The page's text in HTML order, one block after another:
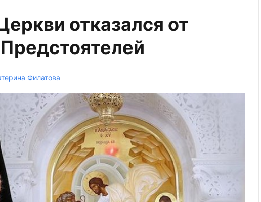
отказался от
Филатова